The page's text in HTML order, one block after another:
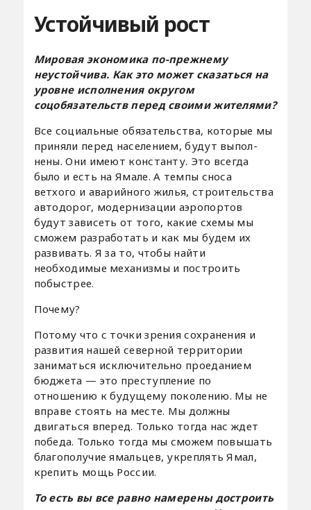
Устойчивый рост
Мировая экономика по-прежнему
неустойчива. Как это может сказаться на
уровне исполнения округом
соцобязательств перед своими жителями?
Все социальные обязательства, которые мы
приняли перед населением, будут выпол-
нены. Они имеют константу. Это всегда
было и есть на Ямале. А темпы сноса
ветхого и аварийного жилья, строительства
автодорог, модернизации аэропортов
будут зависеть от того, какие схемы мы
сможем разработать и как мы будем их
развивать. Я за то, чтобы найти
необходимые механизмы и построить
побыстрее.
Почему?
Потому что с точки зрения сохранения и
развития нашей северной территории
заниматься исключительно проеданием
бюджета — это преступление по
отношению к будущему поколению. Мы не
вправе стоять на месте. Мы должны
двигаться вперед. Только тогда нас ждет
победа. Только тогда мы сможем повышать
благополучие ямальцев, укреплять Ямал,
крепить мощь России.
То есть вы все равно намерены достроить